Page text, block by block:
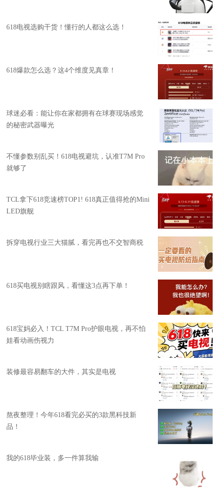
618电视选购干货！懂行的人都这么选！
618爆款怎么选？这4个维度见真章！
球迷必看：能让你在家都拥有在球赛现场感觉
的秘密武器曝光
不懂参数别乱买！618电视避坑，认准T7M Pro
就够了
TCL拿下618竞速榜TOP1! 618真正值得抢的Mini
LED旗舰
拆穿电视行业三大猫腻，看完再也不交智商税
618买电视别瞎跟风，看懂这3点再下单！
618宝妈必入！TCL T7M Pro护眼电视，再不怕
娃看动画伤视力
装修最容易翻车的大件，其实是电视
熬夜整理！今年618看完必买的3款黑科技新
品！
我的618毕业装，多一件算我输